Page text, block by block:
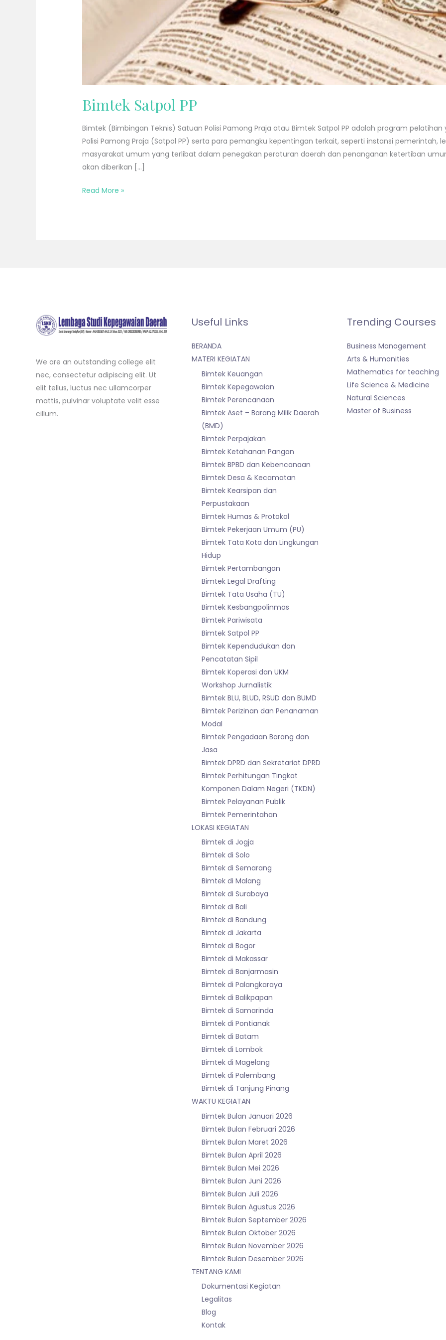
Bimtek Satpol PP
Bimtek (Bimbingan Teknis) Satuan Polisi Pamong Praja atau Bimtek Satpol PP adalah program
Polisi Pamong Praja (Satpol PP) serta para pemangku kepentingan terkait, seperti instansi pemerintah,
masyarakat umum yang terlibat dalam penegakan peraturan daerah dan penanganan ketertiban
akan diberikan […]
Read More »
We are an outstanding college elit
nec, consectetur adipiscing elit. Ut
elit tellus, luctus nec ullamcorper
mattis, pulvinar voluptate velit esse
cillum.
Useful Links
BERANDA
MATERI KEGIATAN
Bimtek Keuangan
Bimtek Kepegawaian
Bimtek Perencanaan
Bimtek Aset – Barang Milik Daerah
(BMD)
Bimtek Perpajakan
Bimtek Ketahanan Pangan
Bimtek BPBD dan Kebencanaan
Bimtek Desa & Kecamatan
Bimtek Kearsipan dan
Perpustakaan
Bimtek Humas & Protokol
Bimtek Pekerjaan Umum (PU)
Bimtek Tata Kota dan Lingkungan
Hidup
Bimtek Pertambangan
Bimtek Legal Drafting
Bimtek Tata Usaha (TU)
Bimtek Kesbangpolinmas
Bimtek Pariwisata
Bimtek Satpol PP
Bimtek Kependudukan dan
Pencatatan Sipil
Bimtek Koperasi dan UKM
Workshop Jurnalistik
Bimtek BLU, BLUD, RSUD dan BUMD
Bimtek Perizinan dan Penanaman
Modal
Bimtek Pengadaan Barang dan
Jasa
Bimtek DPRD dan Sekretariat DPRD
Bimtek Perhitungan Tingkat
Komponen Dalam Negeri (TKDN)
Bimtek Pelayanan Publik
Bimtek Pemerintahan
LOKASI KEGIATAN
Bimtek di Jogja
Bimtek di Solo
Bimtek di Semarang
Bimtek di Malang
Bimtek di Surabaya
Bimtek di Bali
Bimtek di Bandung
Bimtek di Jakarta
Bimtek di Bogor
Bimtek di Makassar
Bimtek di Banjarmasin
Bimtek di Palangkaraya
Bimtek di Balikpapan
Bimtek di Samarinda
Bimtek di Pontianak
Bimtek di Batam
Bimtek di Lombok
Bimtek di Magelang
Bimtek di Palembang
Bimtek di Tanjung Pinang
WAKTU KEGIATAN
Bimtek Bulan Januari 2026
Bimtek Bulan Februari 2026
Bimtek Bulan Maret 2026
Bimtek Bulan April 2026
Bimtek Bulan Mei 2026
Bimtek Bulan Juni 2026
Bimtek Bulan Juli 2026
Bimtek Bulan Agustus 2026
Bimtek Bulan September 2026
Bimtek Bulan Oktober 2026
Bimtek Bulan November 2026
Bimtek Bulan Desember 2026
TENTANG KAMI
Dokumentasi Kegiatan
Legalitas
Blog
Kontak
Trending Courses
Business Management
Arts & Humanities
Mathematics for teaching
Life Science & Medicine
Natural Sciences
Master of Business